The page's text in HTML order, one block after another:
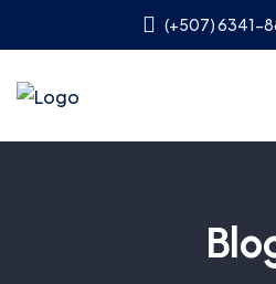
(+507) 6341-